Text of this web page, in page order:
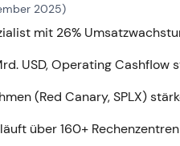
Ankündigung von Zero-
(27. Nov.) mit Umsatz
und Joyce Kim (CMO)
2025)
mit 26%
USD, Operating Cashflow
(Red Canary, SPLX)
über 160+